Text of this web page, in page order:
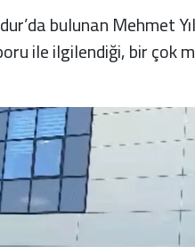
bulunan Mehmet
ile ilgilendiği, bir çok